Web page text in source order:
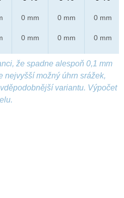
0 mm
0 mm
0 mm
0 mm
0 mm
0 mm
že spadne alespoň 0,1 mm
nejvyšší možný úhrn srážek,
variantu. Výpočet